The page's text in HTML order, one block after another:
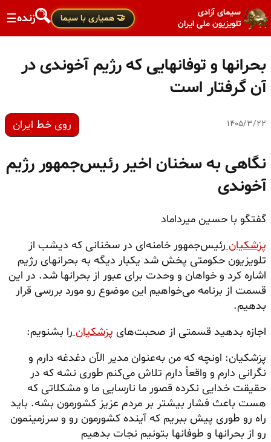
سیمای آزادی
تلویزیون ملی ایران
🤝 همیاری با سیما زنده☰
بحرانها و توفانهایی که رژیم آخوندی در
آن گرفتار است
۱۴۰۵/۳/۲۲ روی خط ایران
نگاهی به سخنان اخیر رئیس‌جمهور رژیم
آخوندی
گفتگو با حسین میرداماد
پزشکیانرئیس‌جمهور خامنه‌ای در سخنانی که دیشب از
تلویزیون حکومتی پخش شد یکبار دیگه به بحرانهای رژیم
اشاره کرد و خواهان و وحدت برای عبور از بحرانها شد. در این
قسمت از برنامه می‌خواهیم این موضوع رو مورد بررسی قرار
بدهیم.
اجازه بدهید قسمتی از صحبت‌های پزشکیانرا بشنویم:
پزشکیان: اونچه که من به‌عنوان مدیر الآن دغدغه دارم و
نگرانی دارم و واقعاً دارم تلاش می‌کنم طوری نشه که در
حقیقت خدایی نکرده قصور ما نارسایی ما و مشکلاتی که
هست باعث فشار بیشتر بر مردم عزیز کشورمون بشه. باید
راه رو طوری پیش ببریم که آینده کشورمون رو و سرزمینمون
رو از بحرانها و طوفانها بتونیم نجات بدهیم